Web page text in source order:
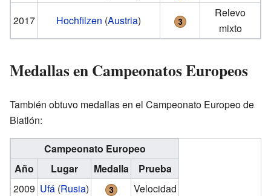
2017
Hochfilzen (Austria)
Relevo
mixto
Medallas en Campeonatos Europeos
También obtuvo medallas en el Campeonato Europeo de
Biatlón:
Campeonato Europeo
Año
Lugar Medalla
Prueba
2009 Ufá (Rusia)
Velocidad